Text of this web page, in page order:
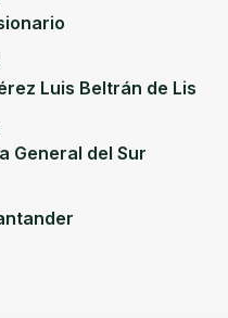
Luis Beltrán de Lis
General del Sur